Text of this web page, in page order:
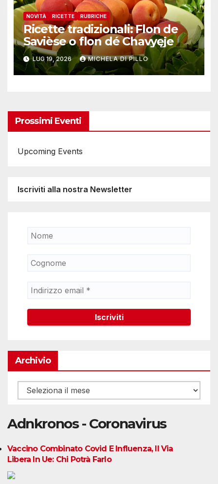
NOVITÀ RICETTE RUBRICHE
Ricette tradizionali: Flon de
Savièse o flon dé Chavyęje
LUG 19, 2026 MICHELA DI PILLO
Prossimi Eventi
Upcoming Events
Iscriviti alla nostra Newsletter
Archivio
Archivio
Adnkronos - Coronavirus
Vaccino Combinato Covid E Influenza, Il Via
Libera In Ue: Chi Potrà Farlo